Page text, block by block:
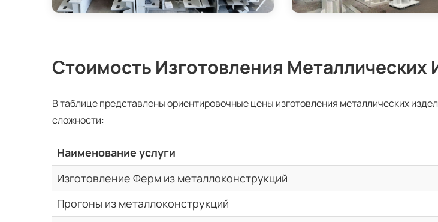
Стоимость Изготовления Металлических
В таблице представлены ориентировочные цены изготовления металлических
сложности:
Наименование услуги
Изготовление Ферм из металлоконструкций
Прогоны из металлоконструкций